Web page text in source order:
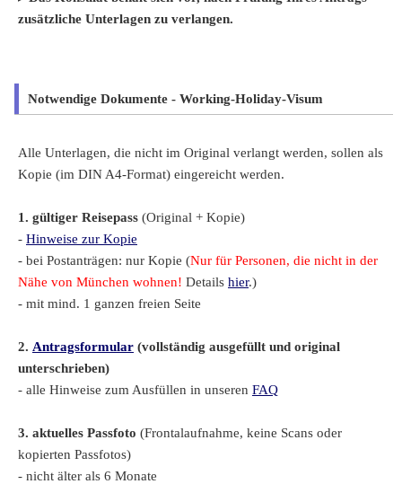
zusätzliche Unterlagen zu verlangen.
Notwendige Dokumente - Working-Holiday-Visum
Alle Unterlagen, die nicht im Original verlangt werden, sollen als
Kopie (im DIN A4-Format) eingereicht werden.
1. gültiger Reisepass (Original + Kopie)
- Hinweise zur Kopie
- bei Postanträgen: nur Kopie (Nur für Personen, die nicht in der
Nähe von München wohnen! Details hier.)
- mit mind. 1 ganzen freien Seite
2. Antragsformular (vollständig ausgefüllt und original
unterschrieben)
- alle Hinweise zum Ausfüllen in unseren FAQ
3. aktuelles Passfoto (Frontalaufnahme, keine Scans oder
kopierten Passfotos)
- nicht älter als 6 Monate